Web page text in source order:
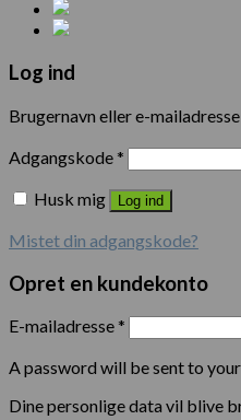
Log ind
Brugernavn eller e-mailadresse
Adgangskode*
Husk mig
Log ind
Mistet din adgangskode?
Opret en kundekonto
E-mailadresse*
A password will be sent to
Dine personlige data vil blive